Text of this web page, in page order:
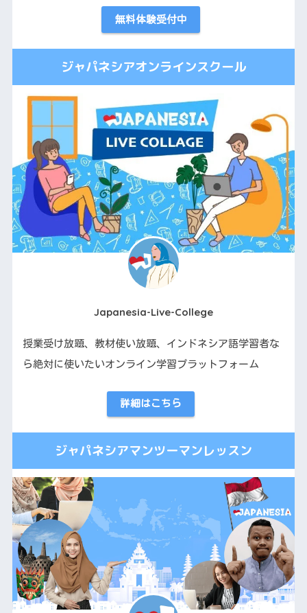
無料体験受付中
ジャパネシアオンラインスクール
Japanesia-Live-College
授業受け放題、教材使い放題、インドネシア語学習者な
ら絶対に使いたいオンライン学習プラットフォーム
詳細はこちら
ジャパネシアマンツーマンレッスン